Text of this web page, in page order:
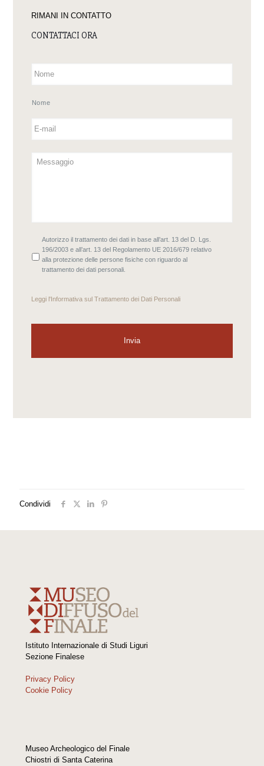
RIMANI IN CONTATTO
CONTATTACI ORA
Nome
Autorizzo il trattamento dei dati in base all’art. 13 del D. Lgs.
196/2003 e all’art. 13 del Regolamento UE 2016/679 relativo
alla protezione delle persone fisiche con riguardo al
trattamento dei dati personali.
Leggi l'Informativa sul Trattamento dei Dati Personali
Condividi
Istituto Internazionale di Studi Liguri
Sezione Finalese
Privacy Policy
Cookie Policy
Museo Archeologico del Finale
Chiostri di Santa Caterina